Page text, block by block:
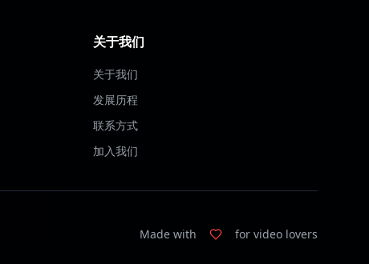
关于我们
关于我们
发展历程
联系方式
加入我们
Made with for video lovers